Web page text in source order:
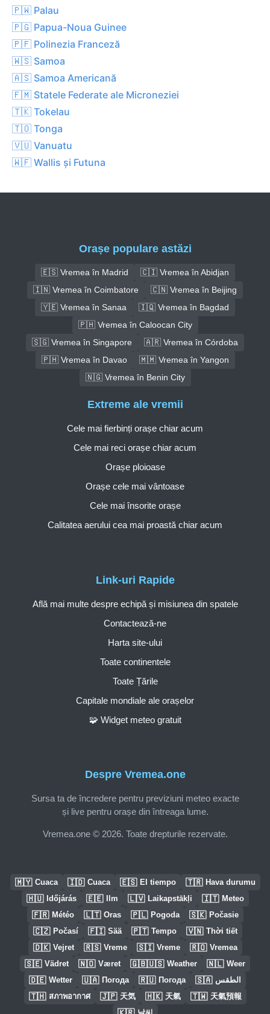
🇵🇼 Palau
🇵🇬 Papua-Noua Guinee
🇵🇫 Polinezia Franceză
🇼🇸 Samoa
🇦🇸 Samoa Americană
🇫🇲 Statele Federate ale Microneziei
🇹🇰 Tokelau
🇹🇴 Tonga
🇻🇺 Vanuatu
🇼🇫 Wallis și Futuna
Orașe populare astăzi
🇪🇸 Vremea în Madrid
🇨🇮 Vremea în Abidjan
🇮🇳 Vremea în Coimbatore
🇨🇳 Vremea în Beijing
🇾🇪 Vremea în Sanaa
🇮🇶 Vremea în Bagdad
🇵🇭 Vremea în Caloocan City
🇸🇬 Vremea în Singapore
🇦🇷 Vremea în Córdoba
🇵🇭 Vremea în Davao
🇲🇲 Vremea în Yangon
🇳🇬 Vremea în Benin City
Despre Vremea.one
Sursa ta de încredere pentru previziuni meteo exacte
și live pentru orașe din întreaga lume.
Vremea.one © 2026. Toate drepturile rezervate.
Link-uri Rapide
Află mai multe despre echipă și misiunea din spatele
Contactează-ne
Harta site-ului
Toate continentele
Toate Țările
Capitale mondiale ale orașelor
🧩 Widget meteo gratuit
Extreme ale vremii
Cele mai fierbinți orașe chiar acum
Cele mai reci orașe chiar acum
Orașe ploioase
Orașe cele mai vântoase
Cele mai însorite orașe
Calitatea aerului cea mai proastă chiar acum
🇲🇾 Cuaca 🇮🇩 Cuaca 🇪🇸 El tiempo 🇹🇷 Hava durumu
🇭🇺 Időjárás 🇪🇪 Ilm 🇱🇻 Laikapstākļi 🇮🇹 Meteo
🇫🇷 Météo 🇱🇹 Oras 🇵🇱 Pogoda 🇸🇰 Počasie
🇨🇿 Počasí 🇫🇮 Sää 🇵🇹 Tempo 🇻🇳 Thời tiết
🇩🇰 Vejret 🇷🇸 Vreme 🇸🇮 Vreme 🇷🇴 Vremea
🇸🇪 Vädret 🇳🇴 Været 🇬🇧🇺🇸 Weather 🇳🇱 Weer
🇩🇪 Wetter 🇺🇦 Погода 🇷🇺 Погода 🇸🇦 الطقس
🇹🇭 สภาพอากาศ 🇯🇵 天気 🇭🇰 天氣 🇹🇼 天氣預報